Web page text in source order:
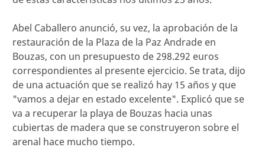
Abel Caballero anunció, su vez, la aprobación de la
restauración de la Plaza de la Paz Andrade en
Bouzas, con un presupuesto de 298.292 euros
correspondientes al presente ejercicio. Se trata, dijo
de una actuación que se realizó hay 15 años y que
"vamos a dejar en estado excelente". Explicó que se
va a recuperar la playa de Bouzas hacia unas
cubiertas de madera que se construyeron sobre el
arenal hace mucho tiempo.